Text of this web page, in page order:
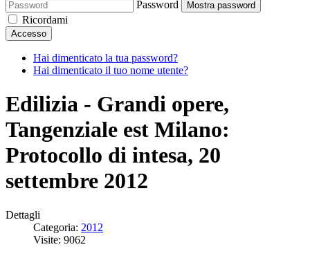
Password
Mostra password
Ricordami
Accesso
Hai dimenticato la tua password?
Hai dimenticato il tuo nome utente?
Edilizia - Grandi opere,
Tangenziale est Milano:
Protocollo di intesa, 20
settembre 2012
Dettagli
Categoria: 2012
Visite: 9062